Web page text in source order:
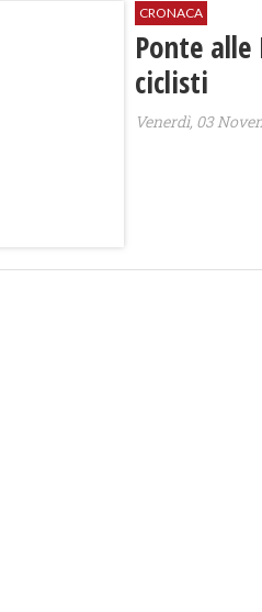
CRONACA
Ponte
ciclisti
Venerdì, 03